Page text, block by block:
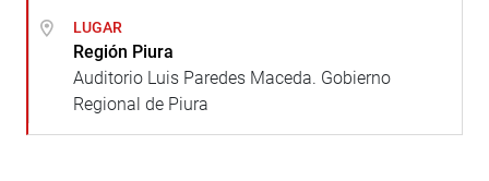
LUGAR
Región Piura
Auditorio Luis Paredes Maceda. Gobierno
Regional de Piura